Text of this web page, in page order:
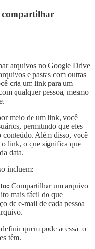
compartilhar
arquivos no Google Drive
e pastas com outras
cria um link para um
qualquer pessoa, mesmo
meio de um link, você
permitindo que eles
conteúdo. Além disso, você
o link, o que significa que
data.
incluem:
Compartilhar um arquivo
mais fácil do que
de e-mail de cada pessoa
quem pode acessar o
têm.